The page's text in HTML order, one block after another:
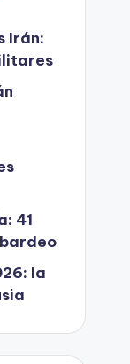
Irán:
41
la